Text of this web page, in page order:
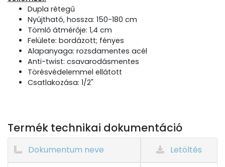
Dupla rétegű
Nyújtható, hossza: 150-180 cm
Tömlő átmérője: 1,4 cm
Felülete: bordázott; fényes
Alapanyaga: rozsdamentes acél
Anti-twist: csavarodásmentes
Törésvédelemmel ellátott
Csatlakozása: 1/2"
Termék technikai dokumentáció
Dokumentum neve Letöltés